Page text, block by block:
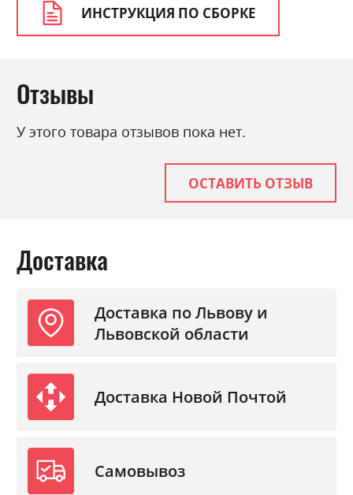
ИНСТРУКЦИЯ ПО СБОРКЕ
Отзывы
У этого товара отзывов пока нет.
ОСТАВИТЬ ОТЗЫВ
Доставка
Доставка по Львову и
Львовской области
Доставка Новой Почтой
Самовывоз